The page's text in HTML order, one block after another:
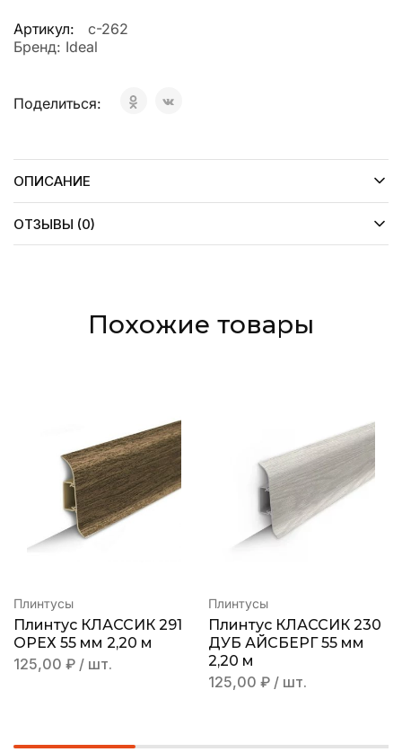
Артикул:
с-262
Бренд: Ideal
Поделиться:
ОПИСАНИЕ
ОТЗЫВЫ (0)
Похожие товары
Плинтусы
Плинтус КЛАССИК 291
ОРЕХ 55 мм 2,20 м
125,00 ₽ / шт.
Плинтусы
Плинтус КЛАССИК 230
ДУБ АЙСБЕРГ 55 мм
2,20 м
125,00 ₽ / шт.